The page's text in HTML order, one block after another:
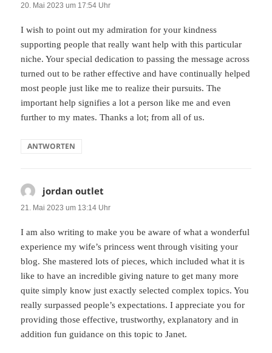
20. Mai 2023 um 17:54 Uhr
I wish to point out my admiration for your kindness
supporting people that really want help with this particular
niche. Your special dedication to passing the message across
turned out to be rather effective and have continually helped
most people just like me to realize their pursuits. The
important help signifies a lot a person like me and even
further to my mates. Thanks a lot; from all of us.
ANTWORTEN
jordan outlet
21. Mai 2023 um 13:14 Uhr
I am also writing to make you be aware of what a wonderful
experience my wife’s princess went through visiting your
blog. She mastered lots of pieces, which included what it is
like to have an incredible giving nature to get many more
quite simply know just exactly selected complex topics. You
really surpassed people’s expectations. I appreciate you for
providing those effective, trustworthy, explanatory and in
addition fun guidance on this topic to Janet.